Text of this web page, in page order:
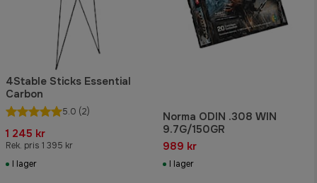
4Stable Sticks Essential
Carbon
5.0 (2)
1 245 kr
Rek. pris 1 395 kr
I lager
Norma ODIN .308 WIN
9.7G/150GR
989 kr
I lager